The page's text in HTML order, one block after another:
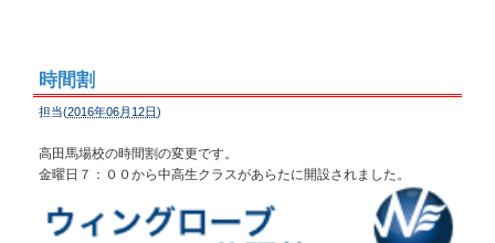
時間割
担当(2016年06月12日)
高田馬場校の時間割の変更です。
金曜日７：００から中高生クラスがあらたに開設されました。